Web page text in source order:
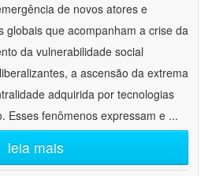
de novos atores e
globais que acompanham a crise da
da vulnerabilidade social
a ascensão da extrema
adquirida por tecnologias
Esses fenômenos expressam e ...
leia mais